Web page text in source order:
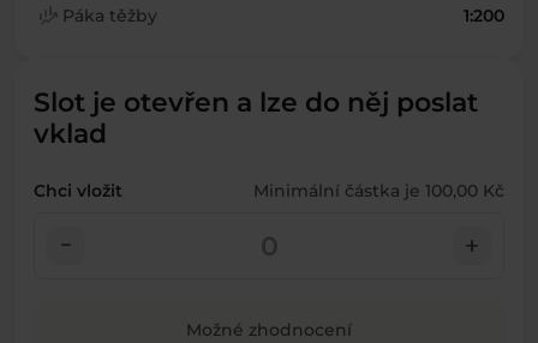
finance_mode Páka těžby 1:200
Slot je otevřen a lze do něj poslat
vklad
Chci vložit Minimální částka je 100,00 Kč
check_indeterminate_small add
Možné zhodnocení